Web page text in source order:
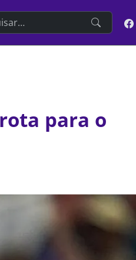
website
para o